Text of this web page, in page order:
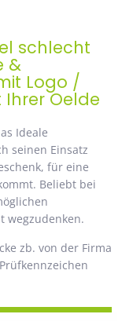
schlecht
&
Logo /
Oelde
Ideale
seinen Einsatz
für eine
Beliebt bei
wegzudenken.
zb. von der Firma